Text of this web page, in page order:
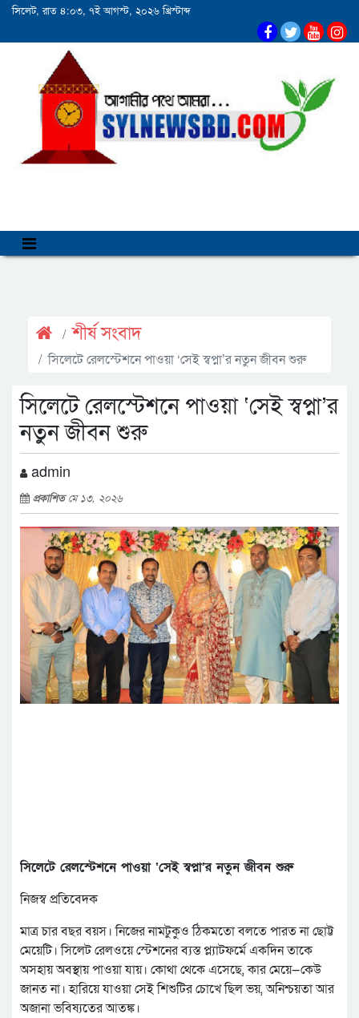
সিলেট, রাত ৪:০৩, ৭ই আগস্ট, ২০২৬ খ্রিস্টাব্দ
শীর্ষ সংবাদ
সিলেটে রেলস্টেশনে পাওয়া ‘সেই স্বপ্না’র নতুন জীবন শুরু
সিলেটে রেলস্টেশনে পাওয়া ‘সেই স্বপ্না’র
নতুন জীবন শুরু
admin
প্রকাশিতমে ১৩, ২০২৬
সিলেটে রেলস্টেশনে পাওয়া ‘সেই স্বপ্না’র নতুন জীবন শুরু
নিজস্ব প্রতিবেদক
মাত্র চার বছর বয়স। নিজের নামটুকুও ঠিকমতো বলতে পারত না ছোট্ট
মেয়েটি। সিলেট রেলওয়ে স্টেশনের ব্যস্ত প্ল্যাটফর্মে একদিন তাকে
অসহায় অবস্থায় পাওয়া যায়। কোথা থেকে এসেছে, কার মেয়ে—কেউ
জানত না। হারিয়ে যাওয়া সেই শিশুটির চোখে ছিল ভয়, অনিশ্চয়তা আর
অজানা ভবিষ্যতের আতঙ্ক।